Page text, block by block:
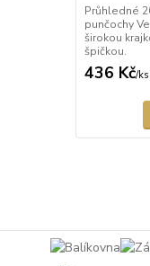
Průhledné
punčochy
širokou
špičkou.
436 Kč/ks